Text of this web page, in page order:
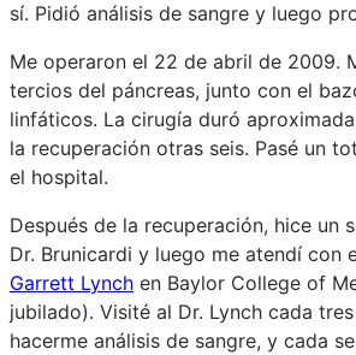
sí. Pidió análisis de sangre y luego
Me operaron el 22 de abril de 2009.
tercios del páncreas, junto con el
linfáticos. La cirugía duró
la recuperación otras seis. Pasé un
el hospital.
Después de la recuperación, hice un
Dr. Brunicardi y luego me atendí con
Garrett Lynch en Baylor College of
jubilado). Visité al Dr. Lynch cada
hacerme análisis de sangre, y cada